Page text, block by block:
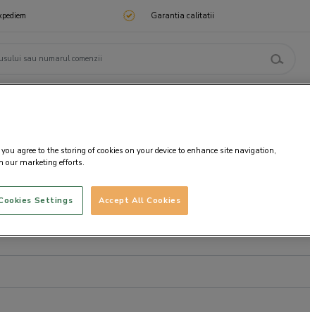
Garantia calitatii
Cadouri
agree to the storing of cookies on your device to enhance site navigation,
our marketing efforts.
Accept All Cookies
Settings